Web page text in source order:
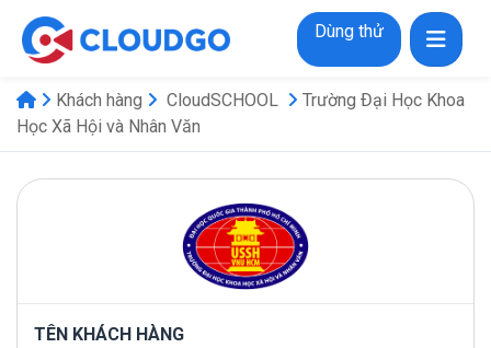
Dùng thử
Khách hàng CloudSCHOOL
Trường Đại Học Khoa
Học Xã Hội và Nhân Văn
TÊN KHÁCH HÀNG